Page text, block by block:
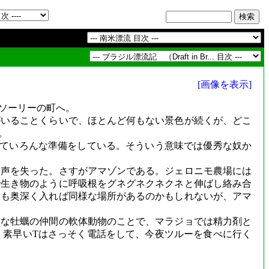
[画像を表示]
ーリーの町へ。
ことくらいで、ほとんど何もない景色が続くが、どこ
いろんな準備をしている。そういう意味では優秀な奴か
を失った。さすがアマゾンである。ジェロニモ農場には
き物のように呼吸根をグネグネクネクネと伸ばし絡み合
奥深く入れば同様な場所があるのかもしれないが、アマ
牡蠣の仲間の軟体動物のことで、マラジョでは精力剤と
早いTはさっそく電話をして、今夜ツルーを食べに行く